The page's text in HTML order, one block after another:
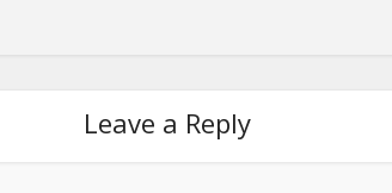
Leave a Reply